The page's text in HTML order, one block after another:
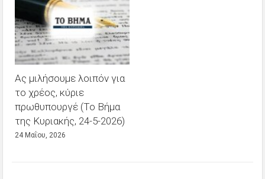
Ας μιλήσουμε λοιπόν για
το χρέος, κύριε
πρωθυπουργέ (Το Βήμα
της Κυριακής, 24-5-2026)
24 Μαΐου, 2026